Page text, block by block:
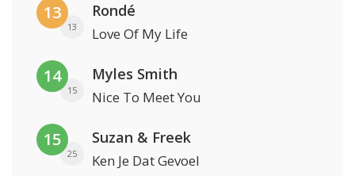
13
13
Rondé
Love Of My Life
14
15
Myles Smith
Nice To Meet You
15
25
Suzan & Freek
Ken Je Dat Gevoel